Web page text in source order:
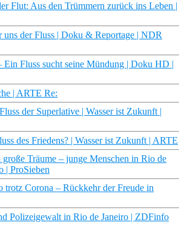
Flut: Aus den Trümmern zurück ins Leben |
uns der Fluss | Doku & Reportage | NDR
Ein Fluss sucht seine Mündung | Doku HD |
| ARTE Re:
der Superlative | Wasser ist Zukunft |
des Friedens? | Wasser ist Zukunft | ARTE
große Träume – junge Menschen in Rio de
| ProSieben
trotz Corona – Rückkehr der Freude in
Polizeigewalt in Rio de Janeiro | ZDFinfo